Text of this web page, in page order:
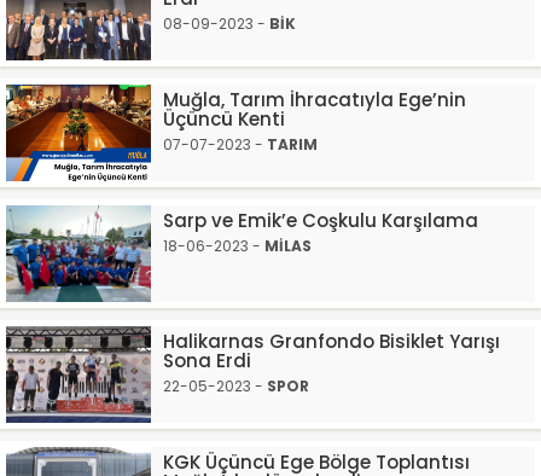
08-09-2023 - BİK
Muğla, Tarım İhracatıyla Ege’nin
Üçüncü Kenti
07-07-2023 - TARIM
Sarp ve Emik’e Coşkulu Karşılama
18-06-2023 - MİLAS
Halikarnas Granfondo Bisiklet Yarışı
Sona Erdi
22-05-2023 - SPOR
KGK Üçüncü Ege Bölge Toplantısı